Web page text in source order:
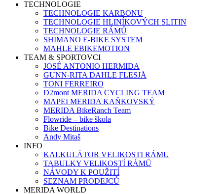
TECHNOLOGIE
TECHNOLOGIE KARBONU
TECHNOLOGIE HLINÍKOVÝCH SLITIN
TECHNOLOGIE RÁMŮ
SHIMANO E-BIKE SYSTEM
MAHLE EBIKEMOTION
TEAM & SPORTOVCI
JOSÉ ANTONIO HERMIDA
GUNN-RITA DAHLE FLESJÅ
TONI FERREIRO
D2mont MERIDA CYCLING TEAM
MAPEI MERIDA KAŇKOVSKÝ
MERIDA BikeRanch Team
Flowride – bike škola
Bike Destinations
Andy Mitaš
INFO
KALKULÁTOR VELIKOSTI RÁMU
TABULKY VELIKOSTÍ RÁMŮ
NÁVODY K POUŽITÍ
SEZNAM PRODEJCŮ
MERIDA WORLD